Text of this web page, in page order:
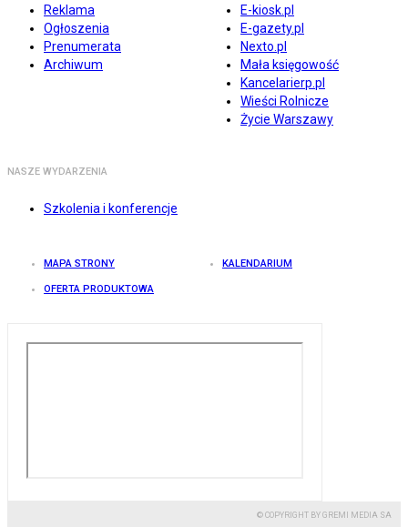
Reklama
Ogłoszenia
Prenumerata
Archiwum
E-kiosk.pl
E-gazety.pl
Nexto.pl
Mała księgowość
Kancelarierp.pl
Wieści Rolnicze
Życie Warszawy
NASZE WYDARZENIA
Szkolenia i konferencje
MAPA STRONY KALENDARIUM
OFERTA PRODUKTOWA
© COPYRIGHT BY GREMI MEDIA SA